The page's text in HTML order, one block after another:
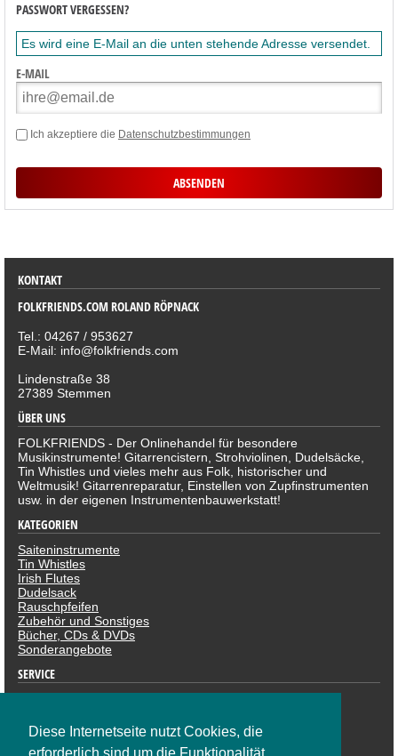
Diese Internetseite nutzt Cookies, die
PASSWORT VERGESSEN?
Es wird eine E-Mail an die unten stehende Adresse versendet.
E-MAIL
Ich akzeptiere die Datenschutzbestimmungen
KONTAKT
FOLKFRIENDS.COM ROLAND RÖPNACK
Tel.: 04267 / 953627
E-Mail: info@folkfriends.com
Lindenstraße 38
27389 Stemmen
ÜBER UNS
FOLKFRIENDS - Der Onlinehandel für besondere
Musikinstrumente! Gitarrencistern, Strohviolinen, Dudelsäcke,
Tin Whistles und vieles mehr aus Folk, historischer und
Weltmusik! Gitarrenreparatur, Einstellen von Zupfinstrumenten
usw. in der eigenen Instrumentenbauwerkstatt!
KATEGORIEN
Saiteninstrumente
Tin Whistles
Irish Flutes
Dudelsack
Rauschpfeifen
Zubehör und Sonstiges
Bücher, CDs & DVDs
Sonderangebote
SERVICE
Widerruf
ZAHLUNGSARTEN